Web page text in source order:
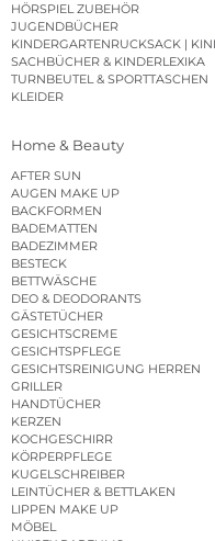
HÖRSPIEL ZUBEHÖR
JUGENDBÜCHER
SACHBÜCHER & KINDERLEXIKA
TURNBEUTEL & SPORTTASCHEN
KLEIDER
Home & Beauty
AFTER SUN
AUGEN MAKE UP
BACKFORMEN
BADEMATTEN
BADEZIMMER
BESTECK
BETTWÄSCHE
DEO & DEODORANTS
GÄSTETÜCHER
GESICHTSCREME
GESICHTSPFLEGE
GESICHTSREINIGUNG HERREN
GRILLER
HANDTÜCHER
KERZEN
KOCHGESCHIRR
KÖRPERPFLEGE
KUGELSCHREIBER
LEINTÜCHER & BETTLAKEN
LIPPEN MAKE UP
MÖBEL